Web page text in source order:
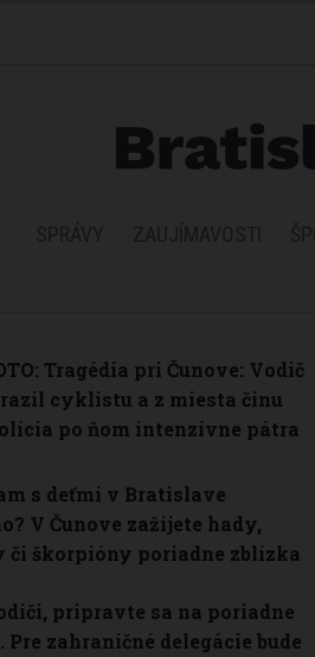
Tragédia pri Čunove: Vodič
cyklistu a z miesta činu
po ňom intenzívne pátra
s deťmi v Bratislave
V Čunove zažijete hady,
či škorpióny poriadne zblízka
pripravte sa na poriadne
Pre zahraničné delegácie bude